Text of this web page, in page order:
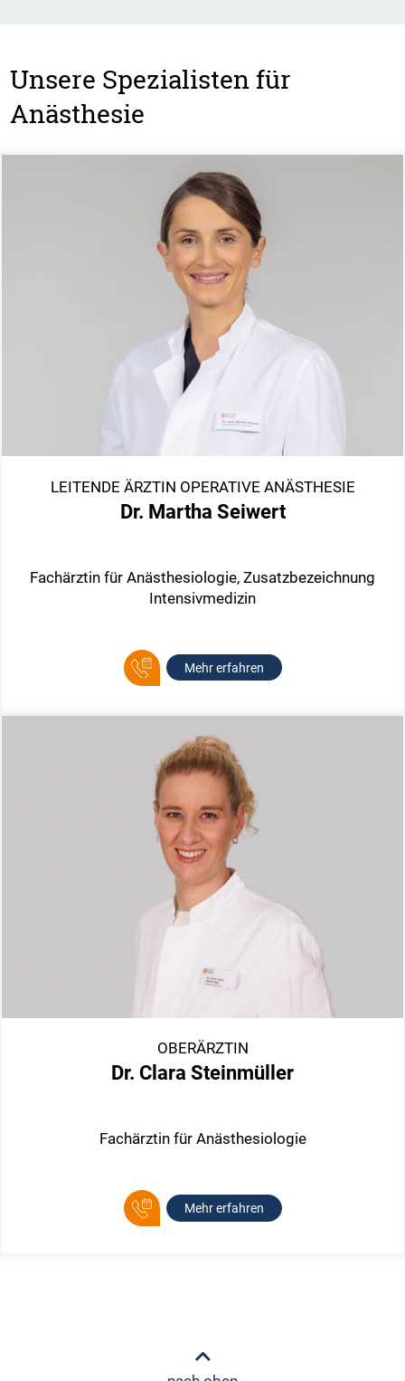
Unsere Spezialisten für
Anästhesie
LEITENDE ÄRZTIN OPERATIVE ANÄSTHESIE
Dr. Martha Seiwert
Fachärztin für Anästhesiologie, Zusatzbezeichnung
Intensivmedizin
Mehr erfahren
OBERÄRZTIN
Dr. Clara Steinmüller
Fachärztin für Anästhesiologie
Mehr erfahren